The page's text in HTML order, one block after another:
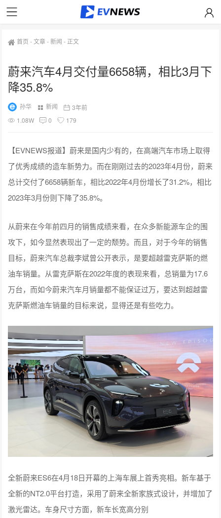
首页 -文章-新闻 - 正文
蔚来汽车4月交付量6658辆，相比3月下
降35.8%
孙华 新闻
3年前
1.08W
0 179
【EVNEWS报道】蔚来是国内少有的，在高端汽车市场上取得
了优秀成绩的造车新势力。而在刚刚过去的2023年4月份，蔚来
总计交付了6658辆新车，相比2022年4月份增长了31.2%，相比
2023年3月份则下降了35.8%。
从蔚来在今年前四月的销售成绩来看，在众多新能源车企的围
攻下，如今显然表现出了一定的颓势。而且，对于今年的销售
目标，蔚来汽车总裁李斌曾公开表示，是要超越雷克萨斯的燃
油车销量。从雷克萨斯在2022年度的表现来看，总销量为17.6
万台，而如今蔚来汽车月销量都不能保证过万，要达到超越雷
克萨斯燃油车销量的目标来说，显得还是有些吃力。
全新蔚来ES6在4月18日开幕的上海车展上首秀亮相。新车基于
全新的NT2.0平台打造，采用了蔚来全新家族式设计，并增加了
激光雷达。车身尺寸方面，新车长宽高分别